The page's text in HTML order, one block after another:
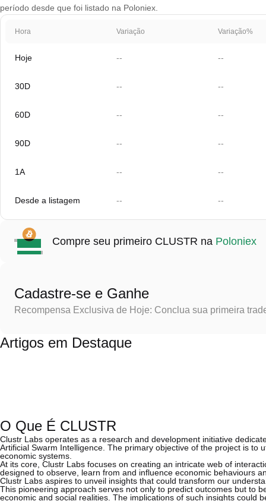
período desde que foi listado na Poloniex.
Hora Variação Variação%
Hoje -- --
30D -- --
60D -- --
90D -- --
1A -- --
Desde a listagem -- --
Compre seu primeiro CLUSTR na Poloniex
Cadastre-se e Ganhe
Recompensa Exclusiva de Hoje: Conclua sua primeira
Artigos em Destaque
O Que É CLUSTR
Clustr Labs operates as a research and development initiative
Artificial Swarm Intelligence. The primary objective of the project is to
economic systems.
At its core, Clustr Labs focuses on creating an intricate web of
designed to observe, learn from and influence economic behaviours
Clustr Labs aspires to unveil insights that could transform our
This pioneering approach serves not only to predict outcomes but to
economic and social realities. The implications of such insights could